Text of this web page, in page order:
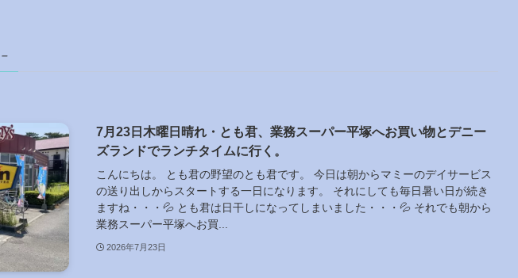
7月23日木曜日晴れ・とも君、業務スーパー平塚へお買い物とデニー
ズランドでランチタイムに行く。
こんにちは。 とも君の野望のとも君です。 今日は朝からマミーのデイサービス
の送り出しからスタートする一日になります。 それにしても毎日暑い日が続き
ますね・・・💦 とも君は日干しになってしまいました・・・💦 それでも朝から
業務スーパー平塚へお買...
2026年7月23日